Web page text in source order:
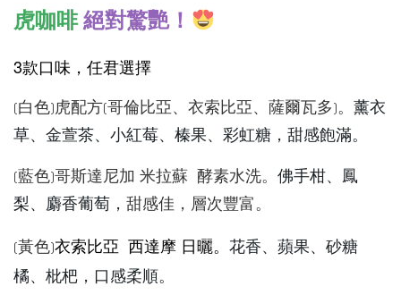
虎咖啡絕對驚艷！
3款口味，任君選擇
(白色)虎配方(哥倫比亞、衣索比亞、薩爾瓦多)。 薰衣
草、金萱茶、小紅莓、榛果、彩虹糖，甜感飽滿。
(藍色)哥斯達尼加 米拉蘇 酵素水洗。 佛手柑、鳳
梨、麝香葡萄， 甜感佳，層次豐富。
(黃色)衣索比亞 西達摩 日曬。 花香、蘋果、砂糖
橘、枇杷，口感柔順。